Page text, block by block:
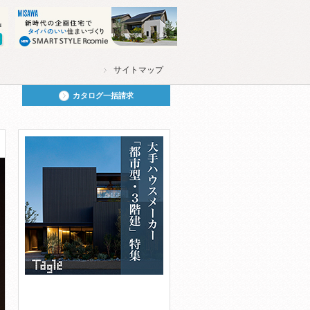
サイトマップ
カタログ一括請求